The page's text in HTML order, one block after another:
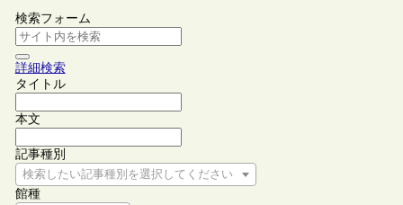
検索フォーム
詳細検索
タイトル
本文
記事種別
検索したい記事種別を選択してください
館種